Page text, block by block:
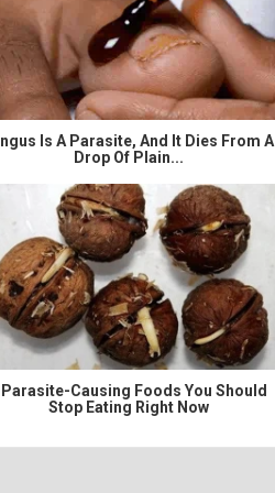
Is A Parasite, And It Dies From A
Drop Of Plain...
Causing Foods You Should
Stop Eating Right Now